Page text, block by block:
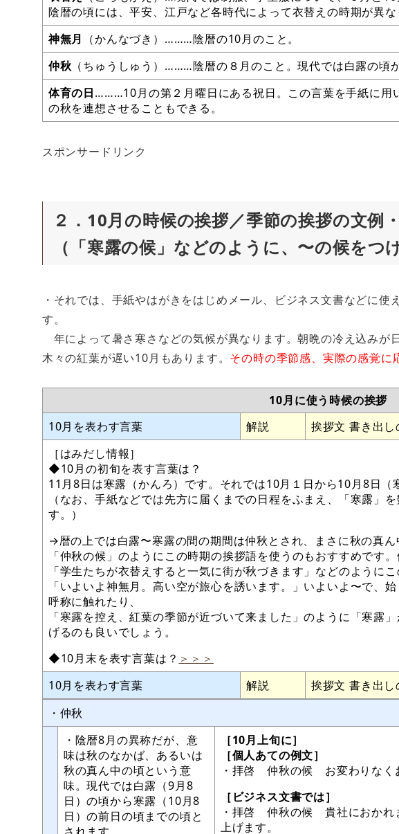
陰暦の頃には、平安、江戸など各時代によって衣替えの時期が異な
神無月 （かんなづき）………陰暦の10月のこと。
仲秋 （ちゅうしゅう）………陰暦の８月のこと。現代では白露の頃
体育の日………10月の第２月曜日にある祝日。この言葉を手紙に用
の秋を連想させることもできる。
スポンサードリンク
２．10月の時候の挨拶／季節の挨拶の文例
（「寒露の候」などのように、〜の候をつ
・それでは、手紙やはがきをはじめメール、ビジネス文書などに使
す。
年によって暑さ寒さなどの気候が異なります。朝晩の冷え込みが
木々の紅葉が遅い10月もあります。 その時の季節感、実際の感覚に
10月に使う時候の挨拶
10月を表わす言葉
解説
挨拶文 書き出
［はみだし情報］
◆10月の初旬を表す言葉は？
11月8日は寒露（かんろ）です。それでは10月１日から10月8日（
（なお、手紙などでは先方に届くまでの日程をふまえ、「寒露」
す。）
→暦の上では白露〜寒露の間の期間は仲秋とされ、まさに秋の真
「仲秋の候」のようにこの時期の挨拶語を使うのもおすすめです
「学生たちが衣替えすると一気に街が秋づきます」などのように
「いよいよ神無月。高い空が旅心を誘います。」いよいよ〜で、
呼称に触れたり、
「寒露を控え、紅葉の季節が近づいて来ました」のように「寒露
げるのも良いでしょう。
◆10月末を表す言葉は？ ＞＞＞
10月を表わす言葉
解説
挨拶文 書き出
・仲秋
・陰暦8月の異称だが、意
味は秋のなかば、あるいは
秋の真ん中の頃という意
味。現代では白露（9月8
日）の頃から寒露（10月8
日）の前日の頃までの頃と
［10月上旬に］
［個人あての例文］
・拝啓 仲秋の候 お変わりなく
［ビジネス文書では］
・拝啓 仲秋の候 貴社におかれ
上げます。